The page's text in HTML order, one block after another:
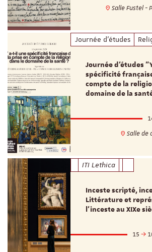
Salle Fustel -
Journée d'études
Journée d’études
spécificité
compte de la
domaine de la
Salle de
ITI Lethica
Inceste scripté,
Littérature et
l’inceste au XIXe
15